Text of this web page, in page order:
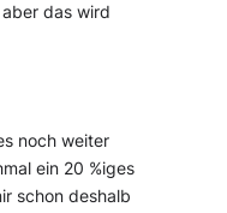
das wird
noch weiter
ein 20 %iges
schon deshalb